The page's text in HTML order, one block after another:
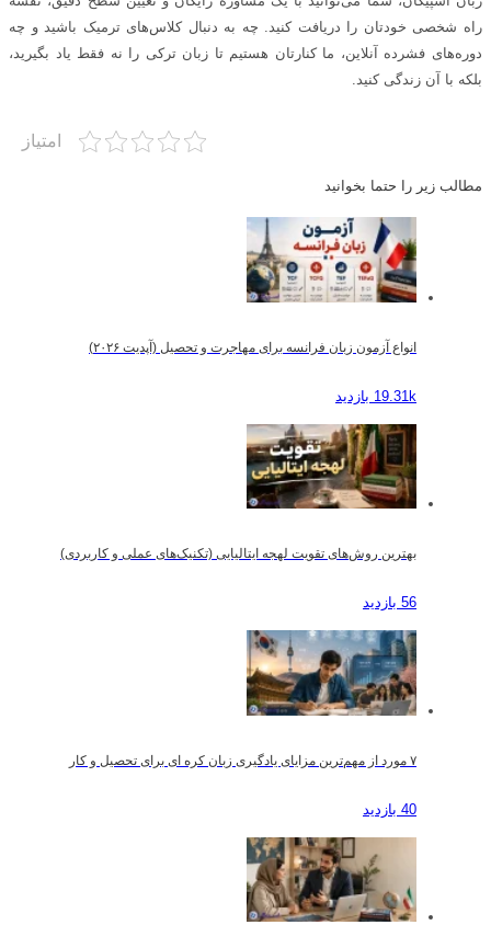
راه شخصی خودتان را دریافت کنید. چه به دنبال کلاس‌های ترمیک باشید و چه
دوره‌های فشرده آنلاین، ما کنارتان هستیم تا زبان ترکی را نه فقط یاد بگیرید،
بلکه با آن زندگی کنید.
امتیاز
مطالب زیر را حتما بخوانید
انواع آزمون زبان فرانسه برای مهاجرت و تحصیل (آپدیت ۲۰۲۶)
19.31k بازدید
بهترین روش‌های تقویت لهجه ایتالیایی (تکنیک‌های عملی و کاربردی)
56 بازدید
۷ مورد از مهم‌ترین مزایای یادگیری زبان کره ای برای تحصیل و کار
40 بازدید